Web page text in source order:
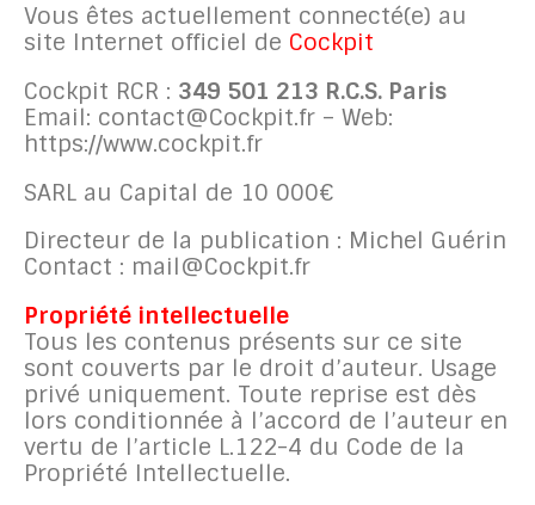
Vous êtes actuellement connecté(e) au
site Internet officiel de Cockpit
Cockpit RCR : 349 501 213 R.C.S. Paris
Email: contact@Cockpit.fr – Web:
https://www.cockpit.fr
SARL au Capital de 10 000€
Directeur de la publication : Michel Guérin
Contact : mail@Cockpit.fr
Propriété intellectuelle
Tous les contenus présents sur ce site
sont couverts par le droit d’auteur. Usage
privé uniquement. Toute reprise est dès
lors conditionnée à l’accord de l’auteur en
vertu de l’article L.122-4 du Code de la
Propriété Intellectuelle.